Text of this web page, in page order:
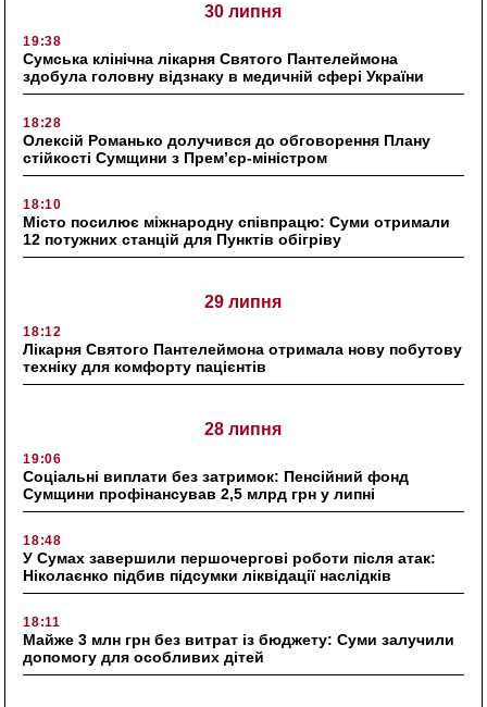
30 липня
19:38
Сумська клінічна лікарня Святого Пантелеймона
здобула головну відзнаку в медичній сфері України
18:28
Олексій Романько долучився до обговорення Плану
стійкості Сумщини з Прем’єр-міністром
18:10
Місто посилює міжнародну співпрацю: Суми отримали
12 потужних станцій для Пунктів обігріву
29 липня
18:12
Лікарня Святого Пантелеймона отримала нову побутову
техніку для комфорту пацієнтів
28 липня
19:06
Соціальні виплати без затримок: Пенсійний фонд
Сумщини профінансував 2,5 млрд грн у липні
18:48
У Сумах завершили першочергові роботи після атак:
Ніколаєнко підбив підсумки ліквідації наслідків
18:11
Майже 3 млн грн без витрат із бюджету: Суми залучили
допомогу для особливих дітей